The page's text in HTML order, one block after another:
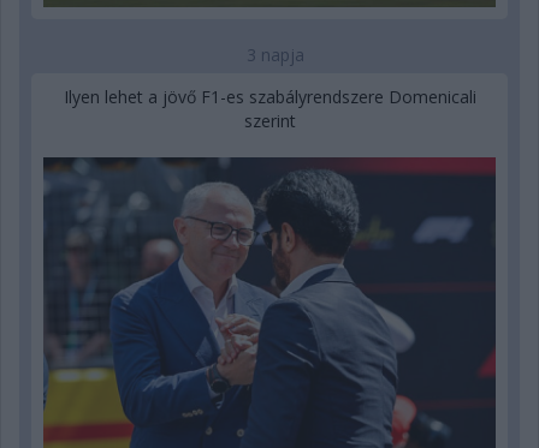
3 napja
Ilyen lehet a jövő F1-es szabályrendszere Domenicali
szerint